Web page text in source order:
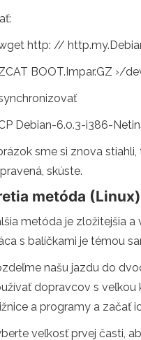
http: //
BOOT.Impar.GZ ›/
Debian-6.0.3-i386-
sme si znova
skúste.
metóda (Linux)
metóda je zložitejšia a
s balíčkami je témou
našu jazdu do
dopravcov s veľkou
a programy a začať
veľkosť prvej časti,